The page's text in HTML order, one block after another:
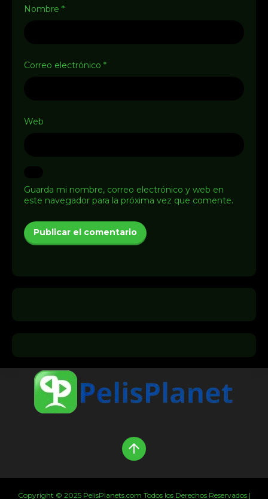
Nombre *
Correo electrónico *
Web
Guarda mi nombre, correo electrónico y web en
este navegador para la próxima vez que comente.
Copyright © 2025 PelisPlanets.com Todos los Derechos Reservados |